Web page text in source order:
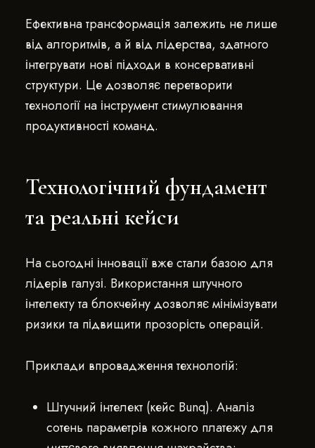
Ефективна трансформація залежить не лише
від алгоритмів, а й від лідерства, здатного
інтегрувати нові підходи в консервативні
структури. Це дозволяє перетворити
технології на інструмент стимулювання
продуктивності команд.
Технологічний фундамент
та реальні кейси
На сьогодні інновації вже стали базою для
лідерів галузі. Використання штучного
інтелекту та блокчейну дозволяє мінімізувати
ризики та підвищити прозорість операцій.
Приклади впровадження технологій:
Штучний інтелект (кейс Bunq). Аналіз
сотень параметрів кожного платежу для